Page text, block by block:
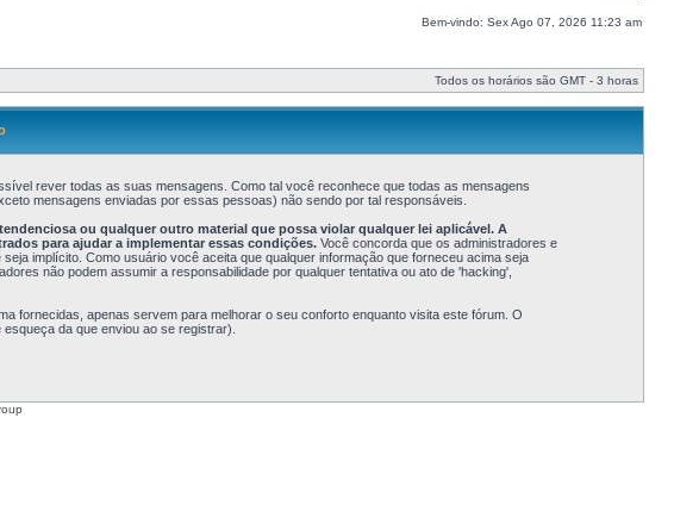
Bem-vindo: Sex Ago 07, 2026 11:23 am
Todos os horários são GMT - 3 horas
rever todas as suas mensagens. Como tal você reconhece que todas as mensagens
mensagens enviadas por essas pessoas) não sendo por tal responsáveis.
ou qualquer outro material que possa violar qualquer lei aplicável. A
para ajudar a implementar essas condições.Você concorda que os administradores e
implícito. Como usuário você aceita que qualquer informação que forneceu acima seja
não podem assumir a responsabilidade por qualquer tentativa ou ato de 'hacking',
fornecidas, apenas servem para melhorar o seu conforto enquanto visita este fórum. O
da que enviou ao se registrar).